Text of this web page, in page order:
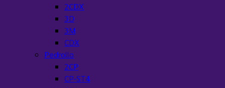
2CDX
3D
3M
CDX
Pedrollo
2CP
CP-ST4